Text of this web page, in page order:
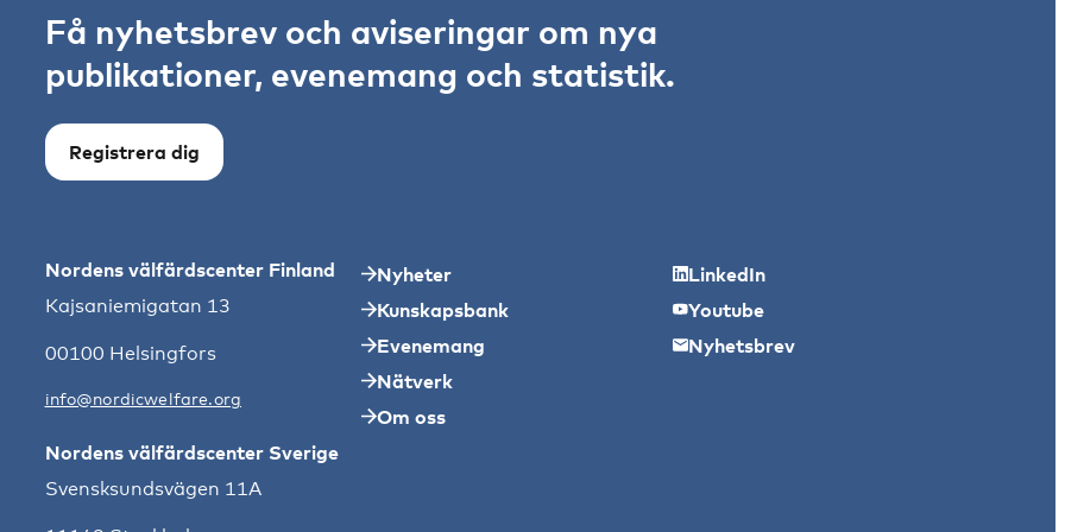
Få nyhetsbrev och aviseringar om nya
publikationer, evenemang och statistik.
Registrera dig
Nordens välfärdscenter Finland
Kajsaniemigatan 13
00100 Helsingfors
info@nordicwelfare.org
Nordens välfärdscenter Sverige
Svensksundsvägen 11A
Nyheter
Kunskapsbank
Evenemang
Nätverk
Om oss
LinkedIn
Youtube
Nyhetsbrev